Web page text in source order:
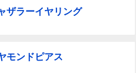
ザラーイヤリング
モンドピアス